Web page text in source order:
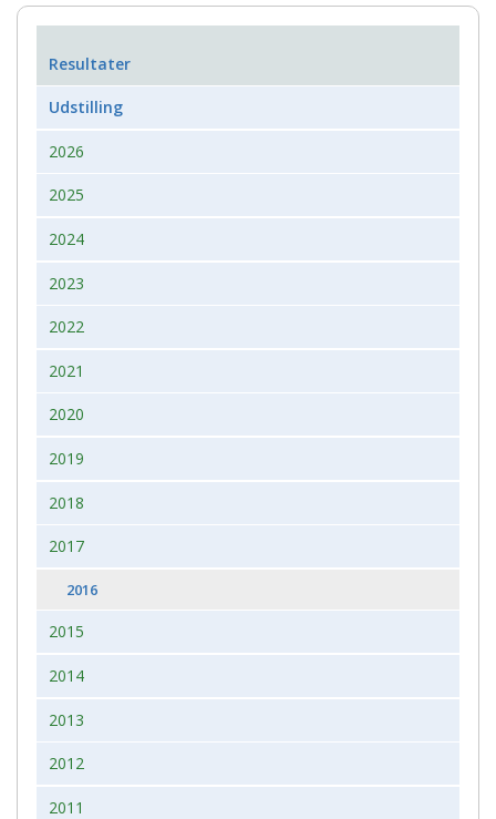
Resultater
Udstilling
2026
2025
2024
2023
2022
2021
2020
2019
2018
2017
2016
2015
2014
2013
2012
2011